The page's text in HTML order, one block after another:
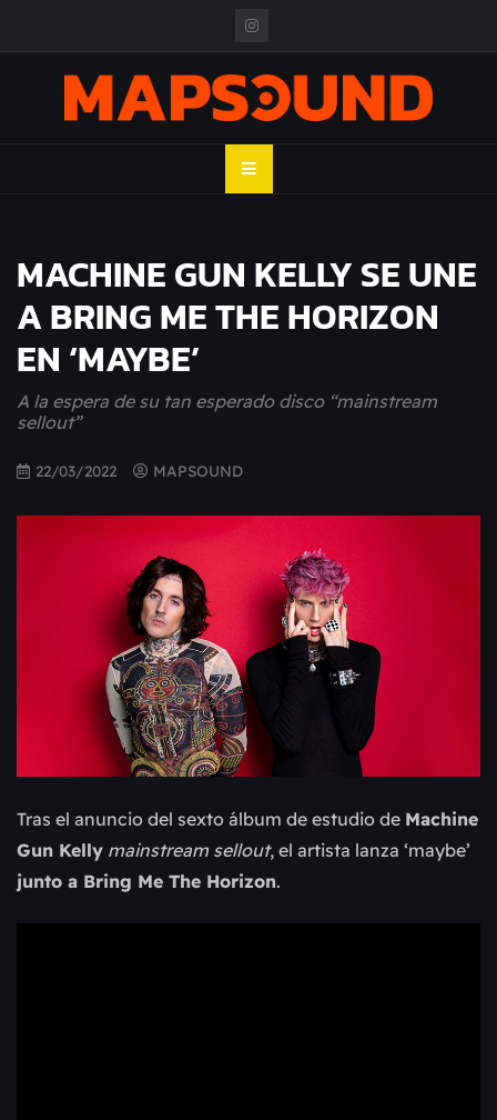
MAPSOUND
MACHINE GUN KELLY SE UNE
A BRING ME THE HORIZON
EN ‘MAYBE’
A la espera de su tan esperado disco “mainstream
sellout”
22/03/2022 MAPSOUND
Tras el anuncio del sexto álbum de estudio de Machine
Gun Kelly mainstream sellout, el artista lanza ‘maybe’
junto a Bring Me The Horizon.